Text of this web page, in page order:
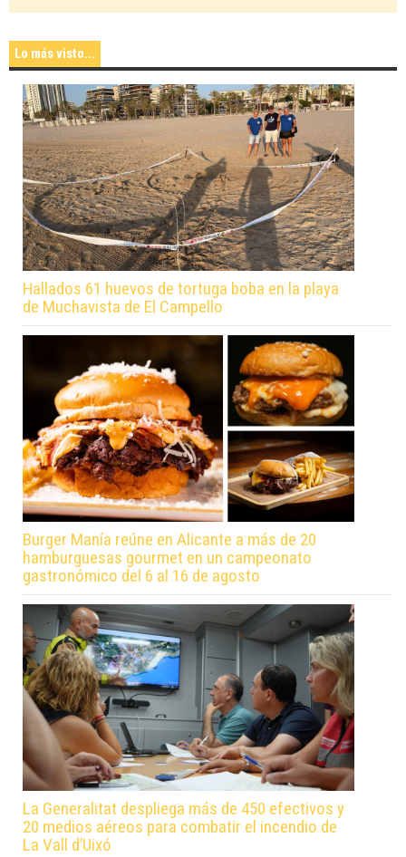
Lo más visto...
Hallados 61 huevos de tortuga boba en la playa
de Muchavista de El Campello
Burger Manía reúne en Alicante a más de 20
hamburguesas gourmet en un campeonato
gastronómico del 6 al 16 de agosto
La Generalitat despliega más de 450 efectivos y
20 medios aéreos para combatir el incendio de
La Vall d’Uixó